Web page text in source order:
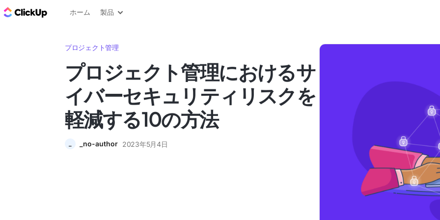
ClickUp ブログ
ホーム 製品
プロジェクト管理
プロジェクト管理におけるサ
イバーセキュリティリスクを
軽減する10の方法
_no-author 2023年5月4日